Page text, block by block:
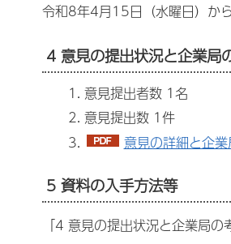
令和8年4月15日（水曜日）か
4 意見の提出状況と企業局
意見提出者数 1名
意見提出数 1件
意見の詳細と企
5 資料の入手方法等
「4 意見の提出状況と企業局